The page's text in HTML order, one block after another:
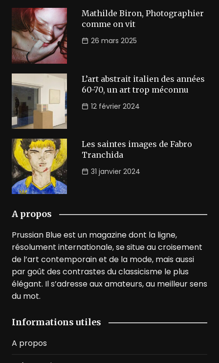
Mathilde Biron, Photographier
comme on vit
26 mars 2025
L’art abstrait italien des années
60-70, un art trop méconnu
12 février 2024
Les saintes images de Fabro
Tranchida
31 janvier 2024
A propos
Prussian Blue est un magazine dont la ligne,
résolument internationale, se situe au croisement
de l’art contemporain et de la mode, mais aussi
par goût des contrastes du classicisme le plus
élégant. Il s’adresse aux amateurs, au meilleur sens
du mot.
Informations utiles
A propos